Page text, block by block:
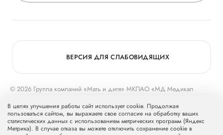
Медицинский туризм
© 2026 Группа компаний «Мать и дитя» МКПАО «МД Медикал
Группу компаний «Мать и дитя».
ВЕРСИЯ ДЛЯ СЛАБОВИДЯЩИХ
В целях улучшения работы сайт использует cookie. Продолжая
пользоваться сайтом, вы выражаете свое согласие на обработку ваших
статистических данных с использованием метрических программ (Яндекс
Метрика). В случае отказа вы можете отключить сохранение cookie в